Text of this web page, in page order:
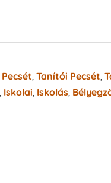
Pecsét Tanítói Pecsét
Iskolai Iskolás,